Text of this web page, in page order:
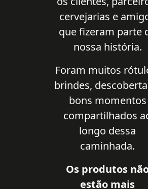
cervejarias e
que fizeram parte
nossa história.
Foram muitos
brindes,
bons momentos
compartilhados
longo dessa
caminhada.
Os produtos
estão mais